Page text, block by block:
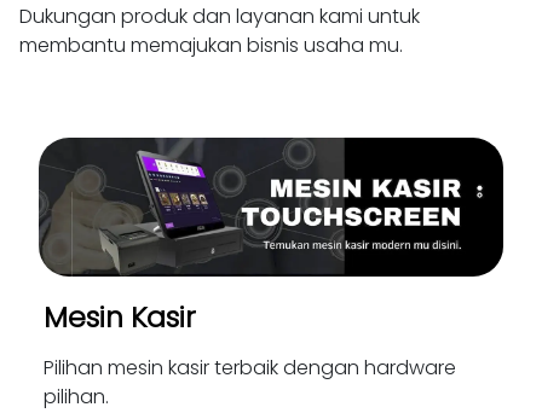
Dukungan produk dan layanan kami untuk
membantu memajukan bisnis usaha mu.
Mesin Kasir
Pilihan mesin kasir terbaik dengan hardware
pilihan.